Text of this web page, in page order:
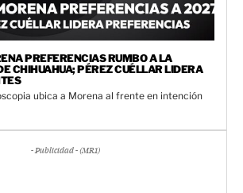
PREFERENCIAS RUMBO A LA
CHIHUAHUA; PÉREZ CUÉLLAR LIDERA
ubica a Morena al frente en intención
- Publicidad - (MR1)